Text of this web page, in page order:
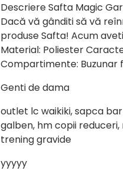
Descriere Safta Magic
Dacă vă gânditi să vă
produse Safta! Acum
Material: Poliester
Compartimente:
Genti de dama
outlet lc waikiki, sapca
galben, hm copii
trening gravide
yyyyy